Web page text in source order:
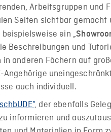
Arbeitsgruppen und
Seiten sichtbar gemacht
ein „
Beschreibungen und
anderen Fächern auf
Angehörige
auch individuell.
, der ebenfalls
informieren und